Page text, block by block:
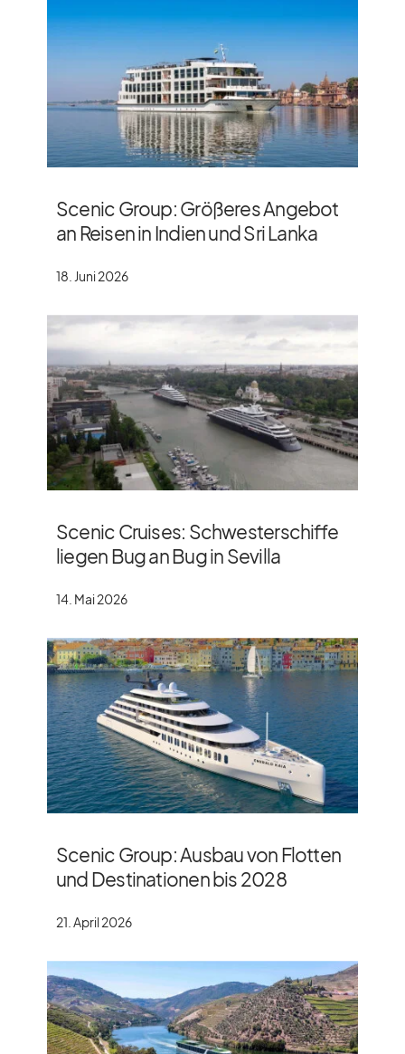
Scenic Group: Größeres Angebot
an Reisen in Indien und Sri Lanka
18. Juni 2026
Scenic Cruises: Schwesterschiffe
liegen Bug an Bug in Sevilla
14. Mai 2026
Scenic Group: Ausbau von Flotten
und Destinationen bis 2028
21. April 2026